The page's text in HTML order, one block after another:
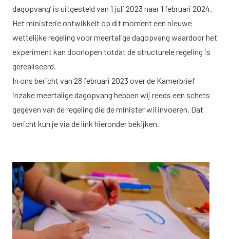
dagopvang’ is uitgesteld van 1 juli 2023 naar 1 februari 2024.
Het ministerie ontwikkelt op dit moment een nieuwe
wettelijke regeling voor meertalige dagopvang waardoor het
experiment kan doorlopen totdat de structurele regeling is
gerealiseerd.
In ons bericht van 28 februari 2023 over de Kamerbrief
inzake meertalige dagopvang hebben wij reeds een schets
gegeven van de regeling die de minister wil invoeren. Dat
bericht kun je via de link hieronder bekijken.